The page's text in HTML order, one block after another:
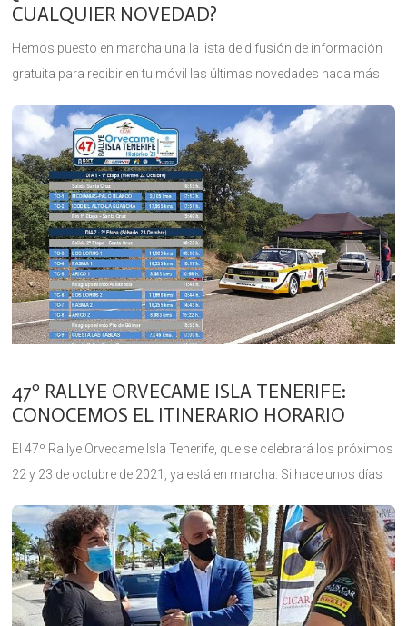
CUALQUIER NOVEDAD?
Hemos puesto en marcha una la lista de difusión de información
gratuita para recibir en tu móvil las últimas novedades nada más
47º RALLYE ORVECAME ISLA TENERIFE:
CONOCEMOS EL ITINERARIO HORARIO
El 47º Rallye Orvecame Isla Tenerife, que se celebrará los próximos
22 y 23 de octubre de 2021, ya está en marcha. Si hace unos días